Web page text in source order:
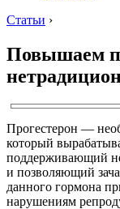
Статьи ›
Повышаем
Прогестерон —
который
поддерживающий
и позволяющий
данного гормона
нарушениям